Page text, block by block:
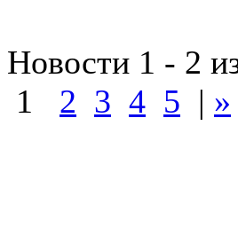
Новости 1 - 2
1
2 3 4 5 | »